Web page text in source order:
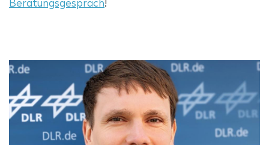
Beratungsgespräch!